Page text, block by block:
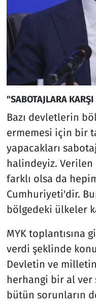
"SABOTAJLARA
Bazı devletlerin
ermemesi için bir
yapacakları
halindeyiz. Verilen
farklı olsa da
Cumhuriyeti'dir.
bölgedeki ülkeler
MYK toplantısına
verdi şeklinde
Devletin ve
herhangi bir al ver
bütün sorunların